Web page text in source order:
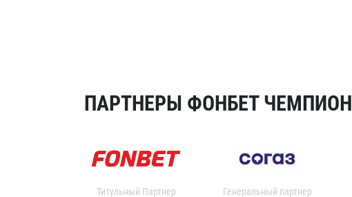
ПАРТНЕРЫ ФОНБЕТ
Титульный Партнер Генеральный партнер